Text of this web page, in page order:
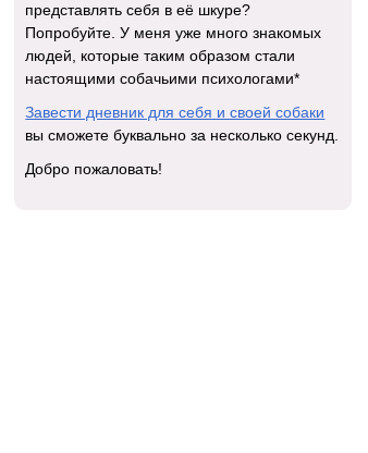
представлять себя в её шкуре?
Попробуйте. У меня уже много знакомых
людей, которые таким образом стали
настоящими собачьими психологами*
Завести дневник для себя и своей собаки
вы сможете буквально за несколько секунд.
Добро пожаловать!